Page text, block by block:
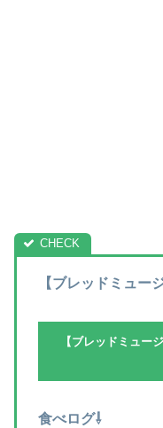
【ブレッドミュー
【ブレッドミュー
食べログ⇩